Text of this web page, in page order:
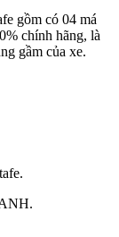
gồm có 04 má
chính hãng, là
gầm của xe.